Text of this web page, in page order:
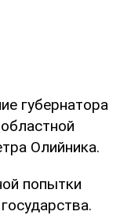
губернатора
Олийника.
попытки